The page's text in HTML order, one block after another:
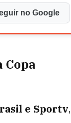
no Google
Copa
e Sportv,